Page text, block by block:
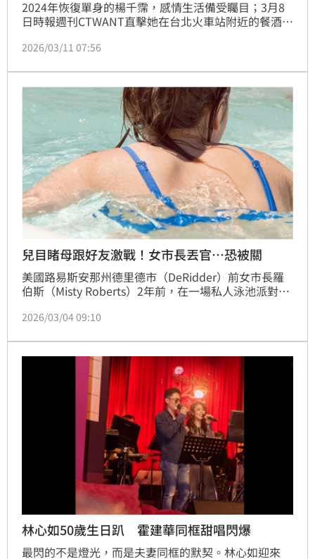
2024年恢復單身的楊千霈，感情生活備受矚目；3月8
日時報週刊CTWANT直擊她在台北火車站附近的餐酒館
長期一同演出合作舞台劇的好友曾國城外，還有情同兄
東、安以軒、王柏傑、游鴻明、陳志強、黃嘉千等人均
先後到場同歡，大約40人左右為她慶生，足見她在演藝
圈的好人緣。
2026/03/11 07:56
兒目睹母跟好友激戰！女市長丟官…恐被關
美國路易斯安那州德里德市（DeRidder）前女市長羅
伯斯（Misty Roberts）2年前，在一場私人泳池派對
面，被他的兒女、姪子目擊；案件曝光後，她因案辭
2026/03/04 09:10
林心如50歲生日趴 霍建華同框甜唱閃爆
最閃的不是燈光，而是夫妻同框的默契。林心如迎來